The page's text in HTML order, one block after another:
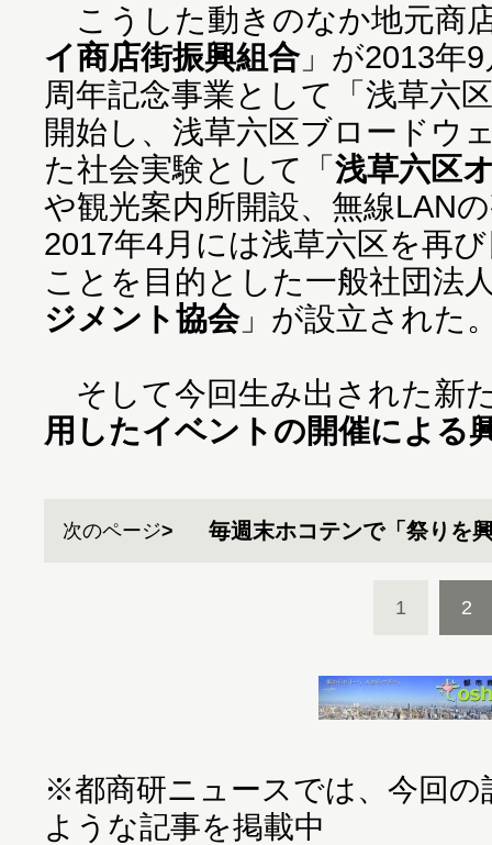
こうした動きのなか地元商
イ商店街振興組合」が2013年
周年記念事業として「浅草六
開始し、浅草六区ブロードウ
た社会実験として「浅草六区
や観光案内所開設、無線LAN
2017年4月には浅草六区を再
ことを目的とした一般社団法
ジメント協会」が設立された
そして今回生み出された新
用したイベントの開催による
次のページ 毎週末ホコテンで「祭りを
1 2
※都商研ニュースでは、今回の
ような記事を掲載中